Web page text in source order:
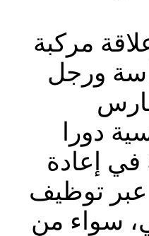
مركبة
ورجل
دورا
في إعادة
عبر توظيف
سواء من